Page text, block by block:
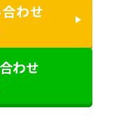
わせ
わせ